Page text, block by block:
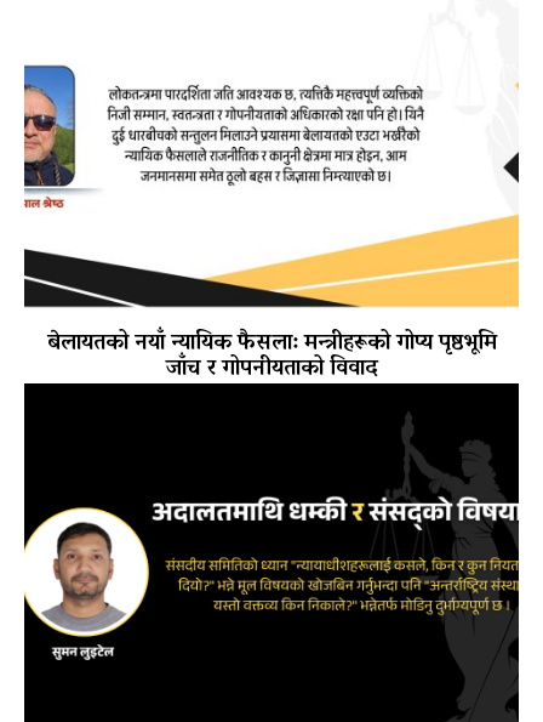
बेलायतको नयाँ न्यायिक फैसला: मन्त्रीहरूको गोप्य पृष्ठभूमि
जाँच र गोपनीयताको विवाद